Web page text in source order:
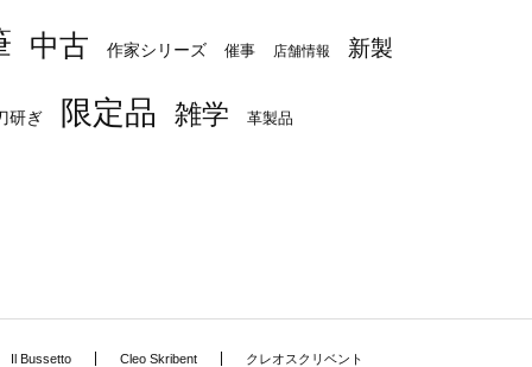
中古 作家シリーズ 催事 店舗情報 新製
研ぎ 限定品 雑学 革製品
Il Bussetto Cleo Skribent クレオスクリベント